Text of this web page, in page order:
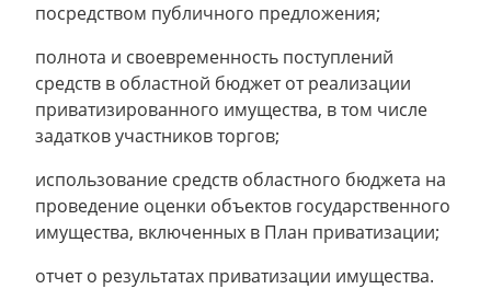
посредством публичного предложения;
полнота и своевременность поступлений
средств в областной бюджет от реализации
приватизированного имущества, в том числе
задатков участников торгов;
использование средств областного бюджета на
проведение оценки объектов государственного
имущества, включенных в План приватизации;
отчет о результатах приватизации имущества.